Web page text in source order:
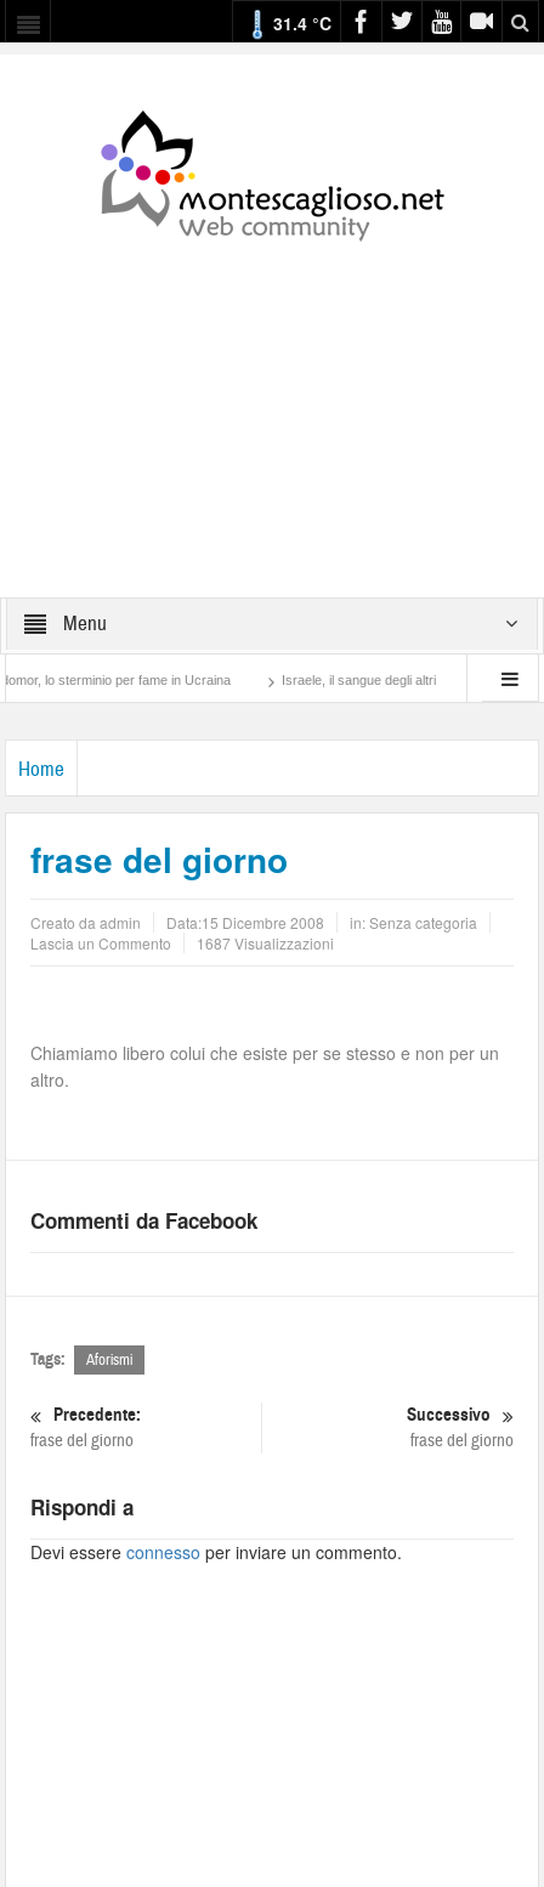
31.4 °C
Menu
sterminio per fame in Ucraina Israele, il sangue degli altri Lotta di
Home
frase del giorno
Creato daadmin Data:15 Dicembre 2008
in: Senza categoria
Lascia un Commento
1687 Visualizzazioni
Chiamiamo libero colui che esiste per se stesso e non per un
altro.
Commenti da Facebook
Tags: Aforismi
Precedente:
frase del giorno
Successivo
frase del giorno
Rispondi a
Devi essereconnesso per inviare un commento.